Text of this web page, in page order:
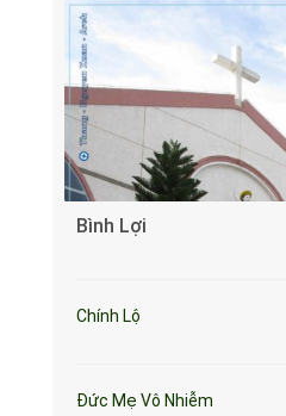
Bình Lợi
Chính Lộ
Đức Mẹ Vô Nhiễm